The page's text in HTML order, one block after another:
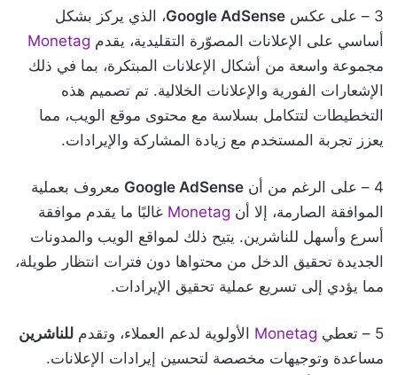
3 – على عكس Google AdSense، الذي يركز بشكل
أساسي على الإعلانات المصوّرة التقليدية، يقدم Monetag
مجموعة واسعة من أشكال الإعلانات المبتكرة، بما في ذلك
الإشعارات الفورية والإعلانات الخلالية. تم تصميم هذه
التخطيطات لتتكامل بسلاسة مع محتوى موقع الويب، مما
يعزز تجربة المستخدم مع زيادة المشاركة والإيرادات.
4 – على الرغم من أن Google AdSense معروف بعملية
الموافقة الصارمة، إلا أن Monetag غالبًا ما يقدم موافقة
أسرع وأسهل للناشرين. يتيح ذلك لمواقع الويب والمدونات
الجديدة تحقيق الدخل من محتواها دون فترات انتظار طويلة،
مما يؤدي إلى تسريع عملية تحقيق الإيرادات.
5 – تعطي Monetag الأولوية لدعم العملاء، وتقدم للناشرين
مساعدة وتوجيهات مخصصة لتحسين إيرادات الإعلانات.